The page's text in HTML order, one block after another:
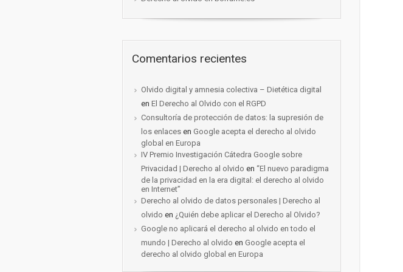
Comentarios recientes
Olvido digital y amnesia colectiva – Dietética digital
en El Derecho al Olvido con el RGPD
Consultoría de protección de datos: la supresión de
los enlaces en Google acepta el derecho al olvido
global en Europa
IV Premio Investigación Cátedra Google sobre
Privacidad | Derecho al olvido en “El nuevo paradigma
de la privacidad en la era digital: el derecho al olvido
en Internet”
Derecho al olvido de datos personales | Derecho al
olvido en ¿Quién debe aplicar el Derecho al Olvido?
Google no aplicará el derecho al olvido en todo el
mundo | Derecho al olvido en Google acepta el
derecho al olvido global en Europa